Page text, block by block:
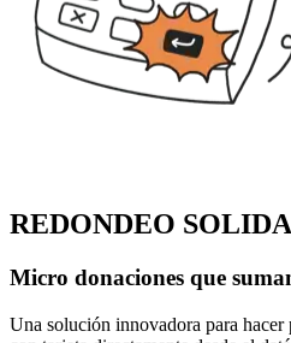
REDONDEO
Micro donaciones que
Una solución innovadora para hacer